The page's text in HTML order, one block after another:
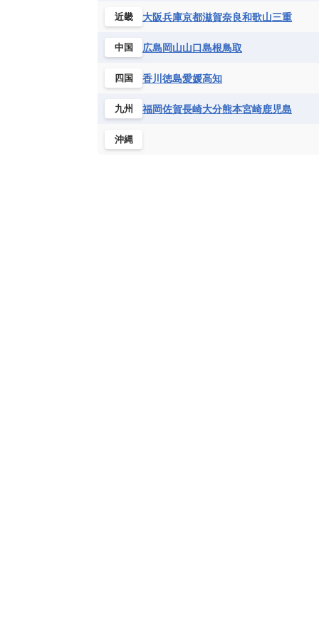
近畿 大阪兵庫京都滋賀奈良和歌山三重
中国 広島岡山山口島根鳥取
四国 香川 徳島愛媛高知
九州 福岡佐賀長崎大分熊本宮崎鹿児島
沖縄